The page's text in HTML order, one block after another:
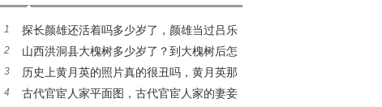
1
探长颜雄还活着吗多少岁了，颜雄当过吕乐
的上级吗？
2
山西洪洞县大槐树多少岁了？到大槐树后怎
么查找家谱
3
历史上黄月英的照片真的很丑吗，黄月英那
年出生的？
4
古代官宦人家平面图，古代官宦人家的妻妾